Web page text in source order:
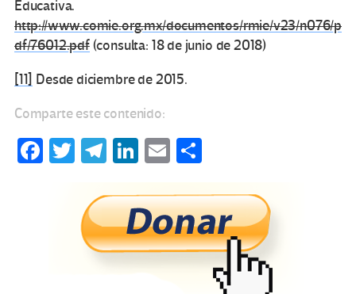
Educativa.
http://www.comie.org.mx/documentos/rmie/v23/n076/p
df/76012.pdf(consulta: 18 de junio de 2018)
[11] Desde diciembre de 2015.
Comparte este contenido:
Fa T
tt
er
Te
gr
a
m
Li
ke
dI
n
E
ail m
p
ar
tir